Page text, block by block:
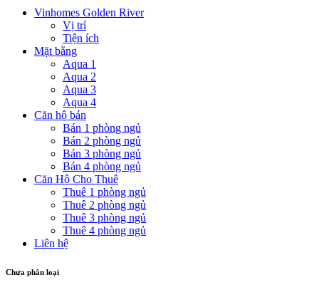
Vinhomes Golden River
Vị trí
Tiện ích
Mặt bằng
Aqua 1
Aqua 2
Aqua 3
Aqua 4
Căn hộ bán
Bán 1 phòng ngủ
Bán 2 phòng ngủ
Bán 3 phòng ngủ
Bán 4 phòng ngủ
Căn Hộ Cho Thuê
Thuê 1 phòng ngủ
Thuê 2 phòng ngủ
Thuê 3 phòng ngủ
Thuê 4 phòng ngủ
Liên hệ
Chưa phân loại